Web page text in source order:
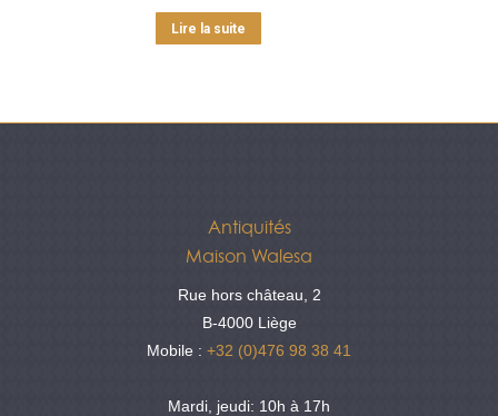
Lire la suite
Antiquités
Maison Walesa
Rue hors château, 2
B-4000 Liège
Mobile : +32 (0)476 98 38 41
Mardi, jeudi: 10h à 17h